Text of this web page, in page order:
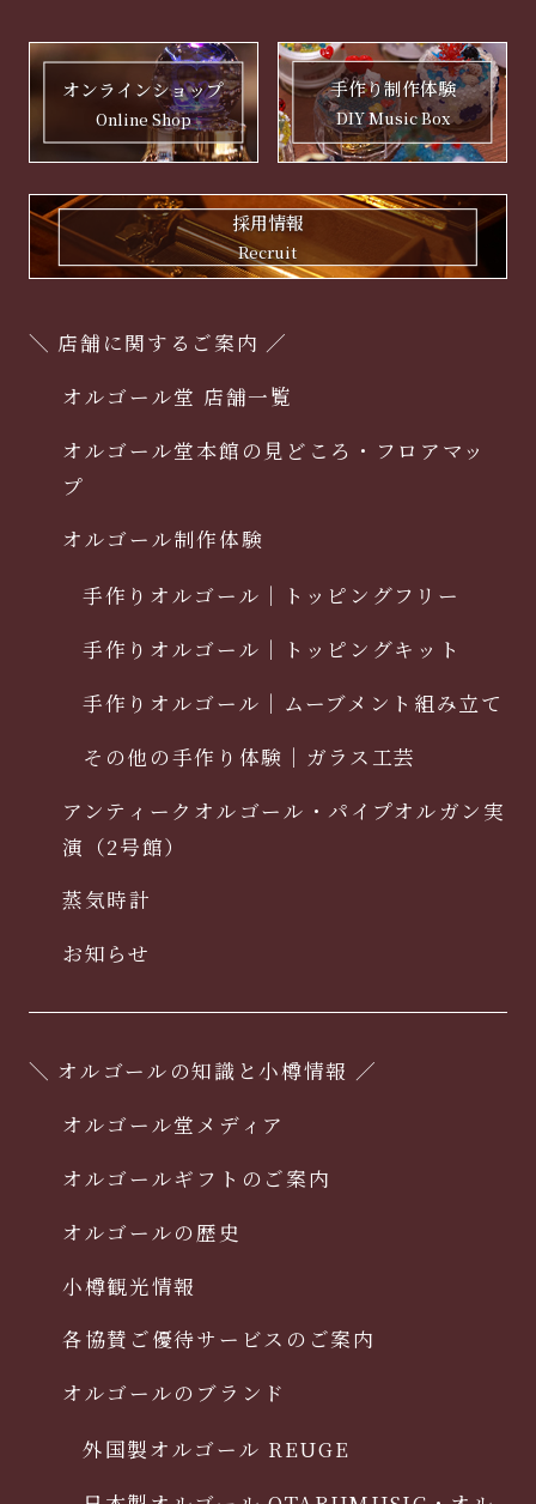
オンラインショップ
Online Shop
手作り制作体験
DIY Music Box
採用情報
Recruit
＼ 店舗に関するご案内 ／
オルゴール堂 店舗一覧
オルゴール堂本館の見どころ・フロアマッ
プ
オルゴール制作体験
手作りオルゴール｜トッピングフリー
手作りオルゴール｜トッピングキット
手作りオルゴール｜ムーブメント組み立て
その他の手作り体験｜ガラス工芸
アンティークオルゴール・パイプオルガン実
演（2号館）
蒸気時計
お知らせ
＼ オルゴールの知識と小樽情報 ／
オルゴール堂メディア
オルゴールギフトのご案内
オルゴールの歴史
小樽観光情報
各協賛ご優待サービスのご案内
オルゴールのブランド
外国製オルゴール REUGE